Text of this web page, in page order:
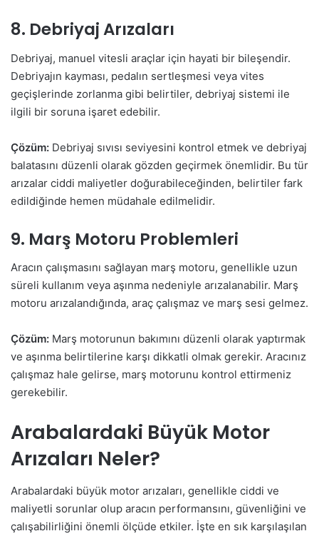
8. Debriyaj Arızaları
Debriyaj, manuel vitesli araçlar için hayati bir bileşendir.
Debriyajın kayması, pedalın sertleşmesi veya vites
geçişlerinde zorlanma gibi belirtiler, debriyaj sistemi ile
ilgili bir soruna işaret edebilir.
Çözüm: Debriyaj sıvısı seviyesini kontrol etmek ve debriyaj
balatasını düzenli olarak gözden geçirmek önemlidir. Bu tür
arızalar ciddi maliyetler doğurabileceğinden, belirtiler fark
edildiğinde hemen müdahale edilmelidir.
9. Marş Motoru Problemleri
Aracın çalışmasını sağlayan marş motoru, genellikle uzun
süreli kullanım veya aşınma nedeniyle arızalanabilir. Marş
motoru arızalandığında, araç çalışmaz ve marş sesi gelmez.
Çözüm: Marş motorunun bakımını düzenli olarak yaptırmak
ve aşınma belirtilerine karşı dikkatli olmak gerekir. Aracınız
çalışmaz hale gelirse, marş motorunu kontrol ettirmeniz
gerekebilir.
Arabalardaki Büyük Motor
Arızaları Neler?
Arabalardaki büyük motor arızaları, genellikle ciddi ve
maliyetli sorunlar olup aracın performansını, güvenliğini ve
çalışabilirliğini önemli ölçüde etkiler. İşte en sık karşılaşılan